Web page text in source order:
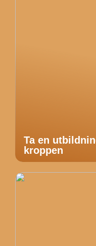
Ta en
kroppen